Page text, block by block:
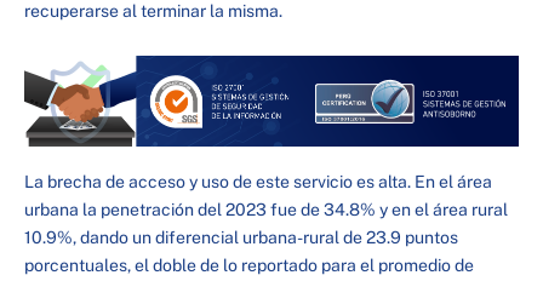
recuperarse al terminar la misma.
La brecha de acceso y uso de este servicio es alta. En el área
urbana la penetración del 2023 fue de 34.8% y en el área rural
10.9%, dando un diferencial urbana-rural de 23.9 puntos
porcentuales, el doble de lo reportado para el promedio de